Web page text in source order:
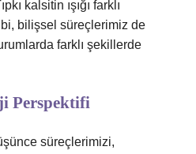
kalsitin ışığı farklı
bilişsel süreçlerimiz de
farklı şekillerde
Perspektifi
süreçlerimizi,